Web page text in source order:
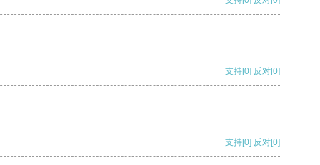
支持[0] 反对[0]
支持[0] 反对[0]